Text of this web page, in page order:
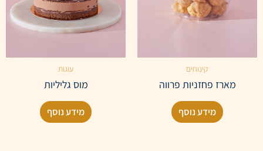
קינוחים
מארז פחזניות פרווה
מידע נוסף
עוגות
מוס גליליות
מידע נוסף